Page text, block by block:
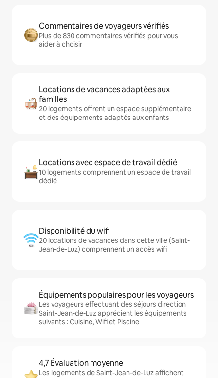
Commentaires de voyageurs vérifiés
Plus de 830 commentaires vérifiés pour vous
aider à choisir
Locations de vacances adaptées aux
familles
20 logements offrent un espace supplémentaire
et des équipements adaptés aux enfants
Locations avec espace de travail dédié
10 logements comprennent un espace de travail
dédié
Disponibilité du wifi
20 locations de vacances dans cette ville (Saint-
Jean-de-Luz) comprennent un accès wifi
Équipements populaires pour les voyageurs
Les voyageurs effectuant des séjours direction
Saint-Jean-de-Luz apprécient les équipements
suivants : Cuisine, Wifi et Piscine
4,7 Évaluation moyenne
Les logements de Saint-Jean-de-Luz affichent